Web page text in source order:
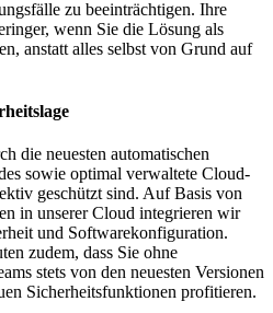
zu beeinträchtigen. Ihre
wenn Sie die Lösung als
anstatt alles selbst von Grund auf
die neuesten automatischen
sowie optimal verwaltete Cloud-
geschützt sind. Auf Basis von
in unserer Cloud integrieren wir
und Softwarekonfiguration.
zudem, dass Sie ohne
stets von den neuesten Versionen
Sicherheitsfunktionen profitieren.